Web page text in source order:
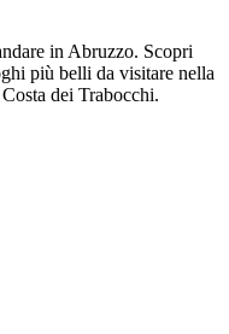
in Abruzzo. Scopri
più belli da visitare nella
dei Trabocchi.